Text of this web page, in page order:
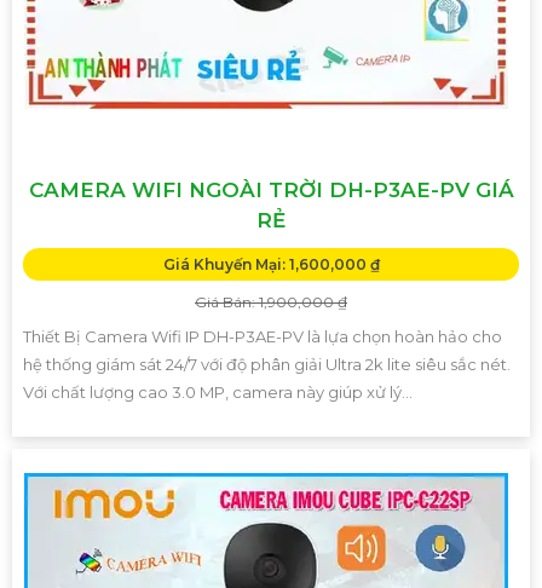
CAMERA WIFI NGOÀI TRỜI DH-P3AE-PV GIÁ
RẺ
Giá Khuyến Mại: 1,600,000 ₫
Giá Bán: 1,900,000 ₫
Thiết Bị Camera Wifi IP DH-P3AE-PV là lựa chọn hoàn hảo cho
hệ thống giám sát 24/7 với độ phân giải Ultra 2k lite siêu sắc nét.
Với chất lượng cao 3.0 MP, camera này giúp xử lý...